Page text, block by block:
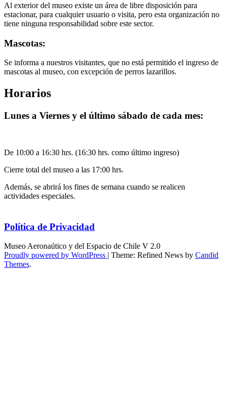
Al exterior del museo existe un área de libre disposición para
estacionar, para cualquier usuario o visita, pero esta organización no
tiene ninguna responsabilidad sobre este sector.
Mascotas:
Se informa a nuestros visitantes, que no está permitido el ingreso de
mascotas al museo, con excepción de perros lazarillos.
Horarios
Lunes a Viernes y el último sábado de cada mes:
De 10:00 a 16:30 hrs. (16:30 hrs. como último ingreso)
Cierre total del museo a las 17:00 hrs.
Además, se abrirá los fines de semana cuando se realicen
actividades especiales.
Política de Privacidad
Museo Aeronaútico y del Espacio de Chile V 2.0
Proudly powered by WordPress | Theme: Refined News by Candid
Themes.